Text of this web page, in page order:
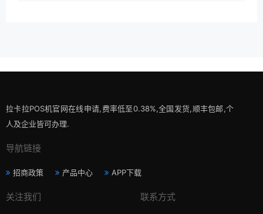
拉卡拉POS机官网在线申请,费率低至0.38%,全国发货,顺丰包邮,个
人及企业皆可办理.
导航链接
招商政策 产品中心 APP下载
关注我们 联系方式